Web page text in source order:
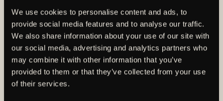
We use cookies to personalise content and ads, to
provide social media features and to analyse our traffic.
We also share information about your use of our site with
our social media, advertising and analytics partners who
may combine it with other information that you’ve
provided to them or that they’ve collected from your use
of their services.
hittar ni här på hemsidan, men håll gärna utkik i våra
sociala kanaler då träningstider kan komma att
ändras med kort varsel.
Har ni önskemål eller frågor? Kontakta
slo@aikfotboll.se.